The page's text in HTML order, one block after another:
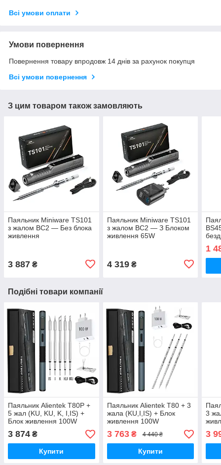
Всі умови оплати
Умови повернення
Повернення товару впродовж 14 днів за рахунок покупця
Всі умови повернення
З цим товаром також замовляють
Паяльник Miniware TS101
з жалом BC2 — Без блока
живлення
3 887 ₴
Паяльник Miniware TS101
з жалом BC2 — З Блоком
живлення 65W
4 319₴
1
Подібні товари компанії
Паяльник Alientek T80P +
5 жал (KU, KU, K, I,IS) +
Блок живлення 100W
3 874 ₴
Купити
Паяльник Alientek T80 + 3
жала (KU,I,IS) + Блок
живлення 100W
3 763₴ 4 440 ₴
Купити
3
3